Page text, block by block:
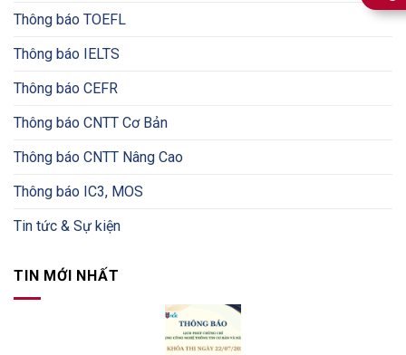
Thông báo TOEFL
Thông báo IELTS
Thông báo CEFR
Thông báo CNTT Cơ Bản
Thông báo CNTT Nâng Cao
Thông báo IC3, MOS
Tin tức & Sự kiện
TIN MỚI NHẤT